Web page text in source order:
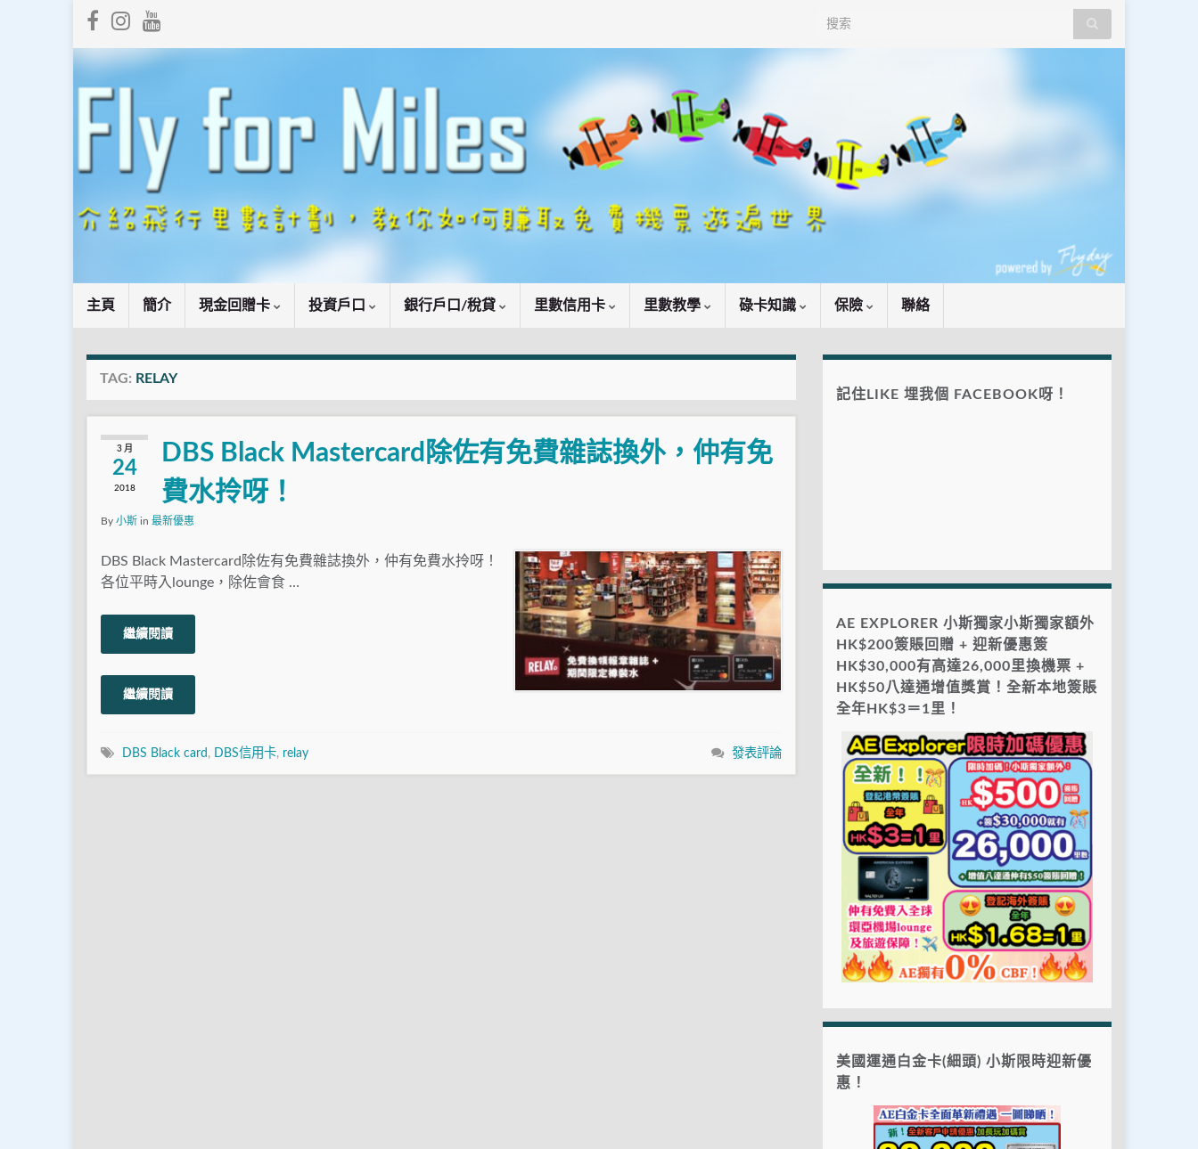
Search for:
主頁 簡介 現金回贈卡 投資戶口 銀行戶口/稅貸 里數信用卡 里數教學 碌卡知識 保險 聯絡
TAG: RELAY
3 月
24
2018
DBS Black Mastercard除佐有免費雜誌換外，仲有免
費水拎呀！
By 小斯 in 最新優惠
DBS Black Mastercard除佐有免費雜誌換外，仲有免費水拎呀！
各位平時入lounge，除佐會食 …
繼續閱讀
繼續閱讀
DBS Black card , DBS信用卡, relay 發表評論
記住LIKE 埋我個 FACEBOOK呀！
AE EXPLORER 小斯獨家小斯獨家額外
HK$200簽賬回贈 + 迎新優惠簽
HK$30,000有高達26,000里換機票 +
HK$50八達通增值獎賞！全新本地簽賬
全年HK$3＝1里！
美國運通白金卡(細頭) 小斯限時迎新優
惠！